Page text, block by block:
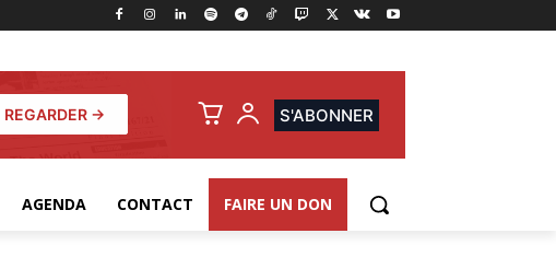
REGARDER → S'ABONNER
AGENDA CONTACT FAIRE UN DON